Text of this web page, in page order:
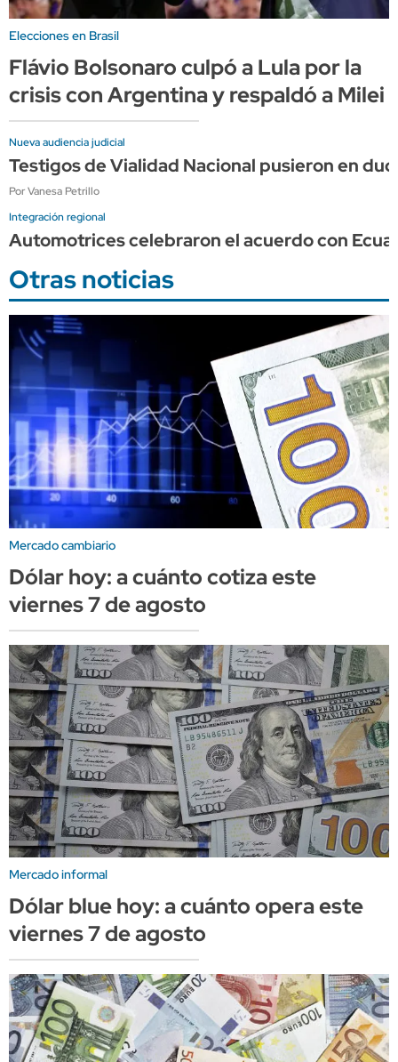
Elecciones en Brasil
Flávio Bolsonaro culpó a Lula por la
crisis con Argentina y respaldó a Milei
Nueva audiencia judicial
Testigos de Vialidad Nacional pusieron en
Por Vanesa Petrillo
Integración regional
Automotrices celebraron el acuerdo con
Otras noticias
Mercado cambiario
Dólar hoy: a cuánto cotiza este
viernes 7 de agosto
Mercado informal
Dólar blue hoy: a cuánto opera este
viernes 7 de agosto